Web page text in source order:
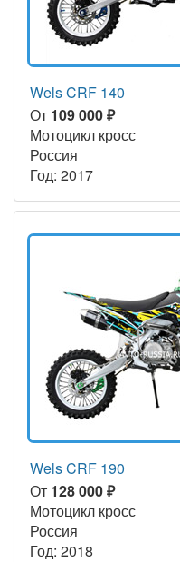
Wels CRF 140
От 109 000 ₽
Мотоцикл кросс
Россия
Год: 2017
Wels CRF 190
От 128 000 ₽
Мотоцикл кросс
Россия
Год: 2018